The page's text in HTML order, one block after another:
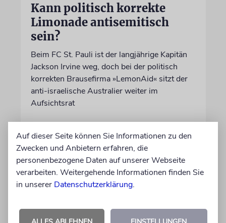
Kann politisch korrekte
Limonade antisemitisch
sein?
Beim FC St. Pauli ist der langjährige Kapitän
Jackson Irvine weg, doch bei der politisch
korrekten Brausefirma »LemonAid« sitzt der
anti-israelische Australier weiter im
Aufsichtsrat
von Daniel Killy
06.08.2026
Auf dieser Seite können Sie Informationen zu den
Zwecken und Anbietern erfahren, die
personenbezogene Daten auf unserer Webseite
verarbeiten. Weitergehende Informationen finden Sie
in unserer Datenschutzerklärung.